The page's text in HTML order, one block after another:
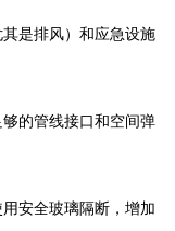
是排风）和应急设施
的管线接口和空间弹
安全玻璃隔断，增加